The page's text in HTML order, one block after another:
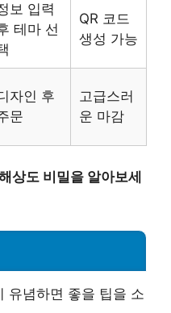
보 입력
테마 선
QR 코드
생성 가능
자인 후
문
고급스러
운 마감
상도 비밀을 알아보세
유념하면 좋을 팁을 소